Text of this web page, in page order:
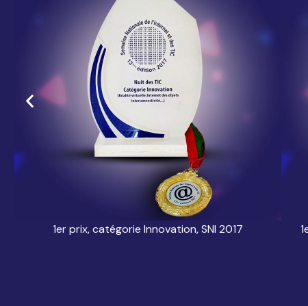
1er prix, catégorie Innovation, SNI 2017